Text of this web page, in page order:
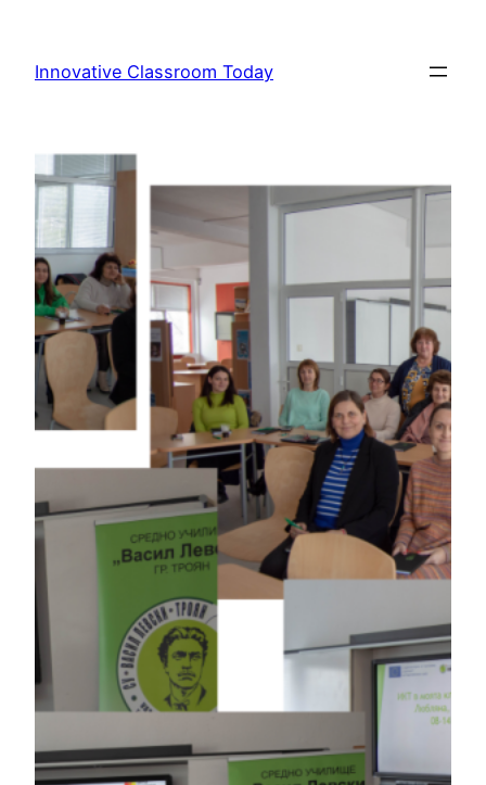
Innovative Classroom Today